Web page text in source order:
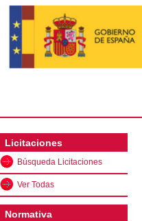
Licitaciones
Búsqueda Licitaciones
Ver Todas
Normativa